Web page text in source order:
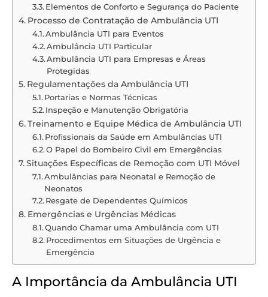
Elementos de Conforto e Segurança do Paciente
Processo de Contratação de Ambulância UTI
Ambulância UTI para Eventos
Ambulância UTI Particular
Ambulância UTI para Empresas e Áreas
Protegidas
Regulamentações da Ambulância UTI
Portarias e Normas Técnicas
Inspeção e Manutenção Obrigatória
Treinamento e Equipe Médica de Ambulância UTI
Profissionais da Saúde em Ambulâncias UTI
O Papel do Bombeiro Civil em Emergências
Situações Específicas de Remoção com UTI Móvel
Ambulâncias para Neonatal e Remoção de
Neonatos
Resgate de Dependentes Químicos
Emergências e Urgências Médicas
Quando Chamar uma Ambulância com UTI
Procedimentos em Situações de Urgência e
Emergência
A Importância da Ambulância UTI